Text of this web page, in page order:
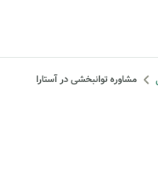
مشاوره توانبخشی در آستارا